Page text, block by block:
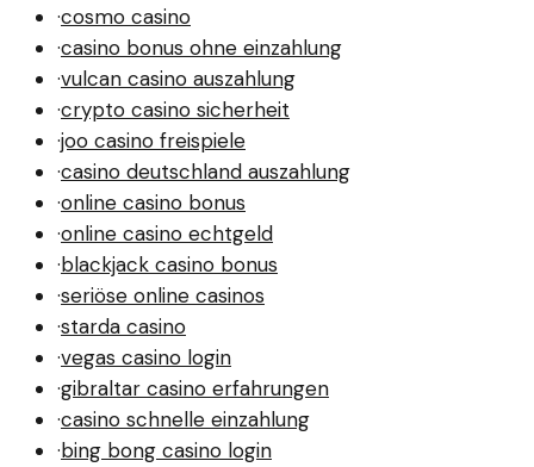
·cosmo casino
·casino bonus ohne einzahlung
·vulcan casino auszahlung
·crypto casino sicherheit
·joo casino freispiele
·casino deutschland auszahlung
·online casino bonus
·online casino echtgeld
·blackjack casino bonus
·seriöse online casinos
·starda casino
·vegas casino login
·gibraltar casino erfahrungen
·casino schnelle einzahlung
·bing bong casino login